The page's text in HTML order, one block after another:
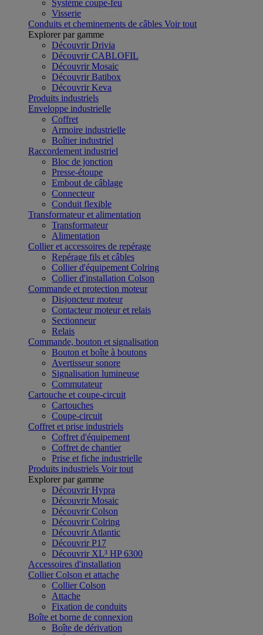
Système coupe-feu
Visserie
Conduits et cheminements de câbles Voir tout
Explorer par gamme
Découvrir Drivia
Découvrir CABLOFIL
Découvrir Mosaic
Découvrir Batibox
Découvrir Keva
Produits industriels
Enveloppe industrielle
Coffret
Armoire industrielle
Boîtier industriel
Raccordement industriel
Bloc de jonction
Presse-étoupe
Embout de câblage
Connecteur
Conduit flexible
Transformateur et alimentation
Transformateur
Alimentation
Collier et accessoires de repérage
Repérage fils et câbles
Collier d'équipement Colring
Collier d'installation Colson
Commande et protection moteur
Disjoncteur moteur
Contacteur moteur et relais
Sectionneur
Relais
Commande, bouton et signalisation
Bouton et boîte à boutons
Avertisseur sonore
Signalisation lumineuse
Commutateur
Cartouche et coupe-circuit
Cartouches
Coupe-circuit
Coffret et prise industriels
Coffret d'équipement
Coffret de chantier
Prise et fiche industrielle
Produits industriels Voir tout
Explorer par gamme
Découvrir Hypra
Découvrir Mosaic
Découvrir Colson
Découvrir Colring
Découvrir Atlantic
Découvrir P17
Découvrir XL³ HP 6300
Accessoires d'installation
Collier Colson et attache
Collier Colson
Attache
Fixation de conduits
Boîte et borne de connexion
Boîte de dérivation